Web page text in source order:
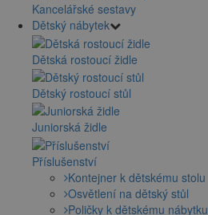
Kancelářské sestavy
Dětský nábytek
Dětská rostoucí židle
Dětský rostoucí stůl
Juniorská židle
Příslušenství
Kontejner k dětskému stolu
Osvětlení na dětský stůl
Poličky k dětskému nábytku